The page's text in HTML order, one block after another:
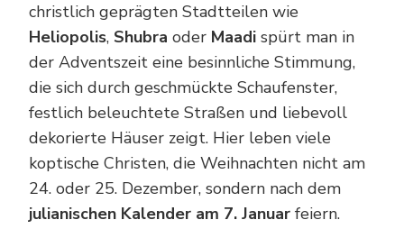
christlich geprägten Stadtteilen wie
Heliopolis, Shubra oder Maadi spürt man in
der Adventszeit eine besinnliche Stimmung,
die sich durch geschmückte Schaufenster,
festlich beleuchtete Straßen und liebevoll
dekorierte Häuser zeigt. Hier leben viele
koptische Christen, die Weihnachten nicht am
24. oder 25. Dezember, sondern nach dem
julianischen Kalender am 7. Januar feiern.